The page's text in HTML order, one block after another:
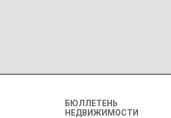
БЮЛЛЕТЕНЬ
НЕДВИЖИМОСТИ